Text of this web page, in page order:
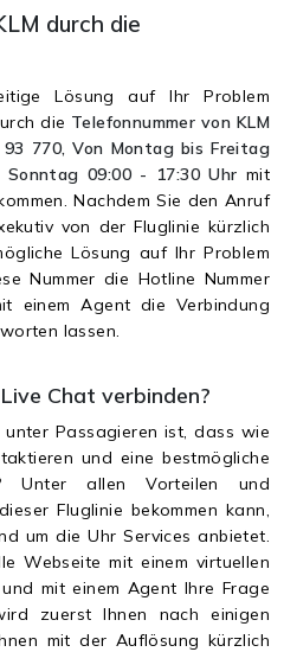
durch die
Lösung auf Ihr Problem
die Telefonnummer von KLM
770, Von Montag bis Freitag
09:00 - 17:30 Uhr mit
Nachdem Sie den Anruf
von der Fluglinie kürzlich
Lösung auf Ihr Problem
Nummer die Hotline Nummer
einem Agent die Verbindung
lassen.
Chat verbinden?
Passagieren ist, dass wie
und eine bestmögliche
Unter allen Vorteilen und
Fluglinie bekommen kann,
um die Uhr Services anbietet.
Webseite mit einem virtuellen
mit einem Agent Ihre Frage
zuerst Ihnen nach einigen
mit der Auflösung kürzlich